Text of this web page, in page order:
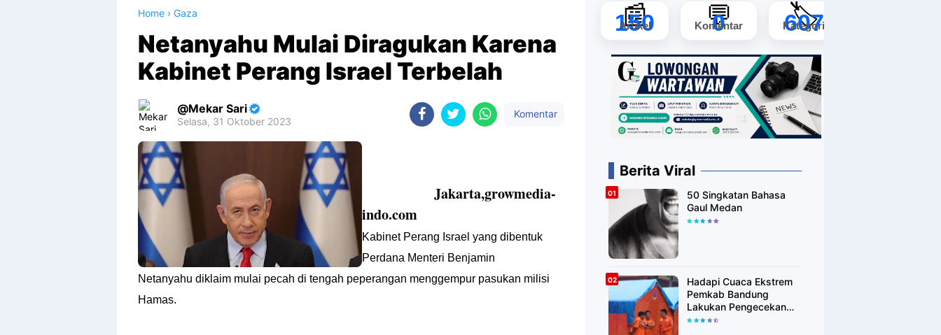
Home › Gaza
Netanyahu Mulai Diragukan Karena
Kabinet Perang Israel Terbelah
Mekar Sari
Selasa, 31 Oktober 2023
Komentar
Premium
By
Raushan
Design
With
Shroff
Templates
Jakarta,growmedia-
indo.com
Kabinet Perang Israel yang dibentuk
Perdana Menteri Benjamin
Netanyahu diklaim mulai pecah di tengah peperangan menggempur pasukan milisi
Hamas.
📰
150
Artikel 💬
0
Komentar 🏷️
607
Kategori
Berita Viral
50 Singkatan Bahasa
Gaul Medan
Hadapi Cuaca Ekstrem
Pemkab Bandung
Lakukan Pengecekan
Peralatan Kebencanaan